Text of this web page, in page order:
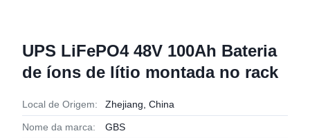
UPS LiFePO4 48V 100Ah Bateria
de íons de lítio montada no rack
Local de Origem: Zhejiang, China
Nome da marca: GBS